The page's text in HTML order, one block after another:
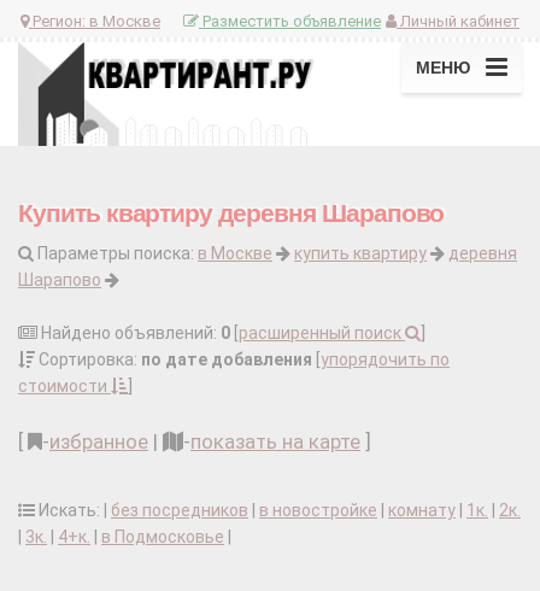
Регион: в Москве Личный кабинет
Разместить объявление
МЕНЮ
Купить квартиру деревня Шарапово
Параметры поиска: в Москве купить квартиру
деревня
Шарапово
Найдено объявлений: 0 расширенный поиск
Сортировка: по дате добавления упорядочить по
стоимости
-избранное | -показать на карте
Искать: | без посредников в новостройке комнату 1к.
2к.
3к. 4+к. в Подмосковье